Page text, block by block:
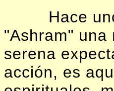
Hace
"Ashram"
serena
acción, es